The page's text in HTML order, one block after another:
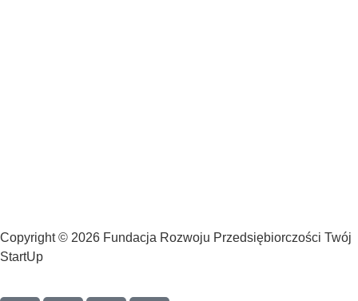
Copyright © 2026 Fundacja Rozwoju Przedsiębiorczości Twój
StartUp